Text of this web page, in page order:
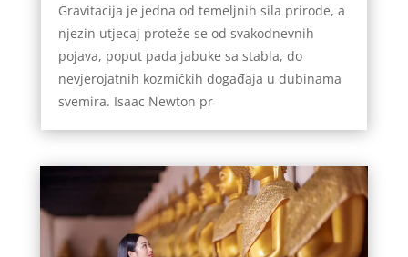
Gravitacija je jedna od temeljnih sila prirode, a
njezin utjecaj proteže se od svakodnevnih
pojava, poput pada jabuke sa stabla, do
nevjerojatnih kozmičkih događaja u dubinama
svemira. Isaac Newton pr